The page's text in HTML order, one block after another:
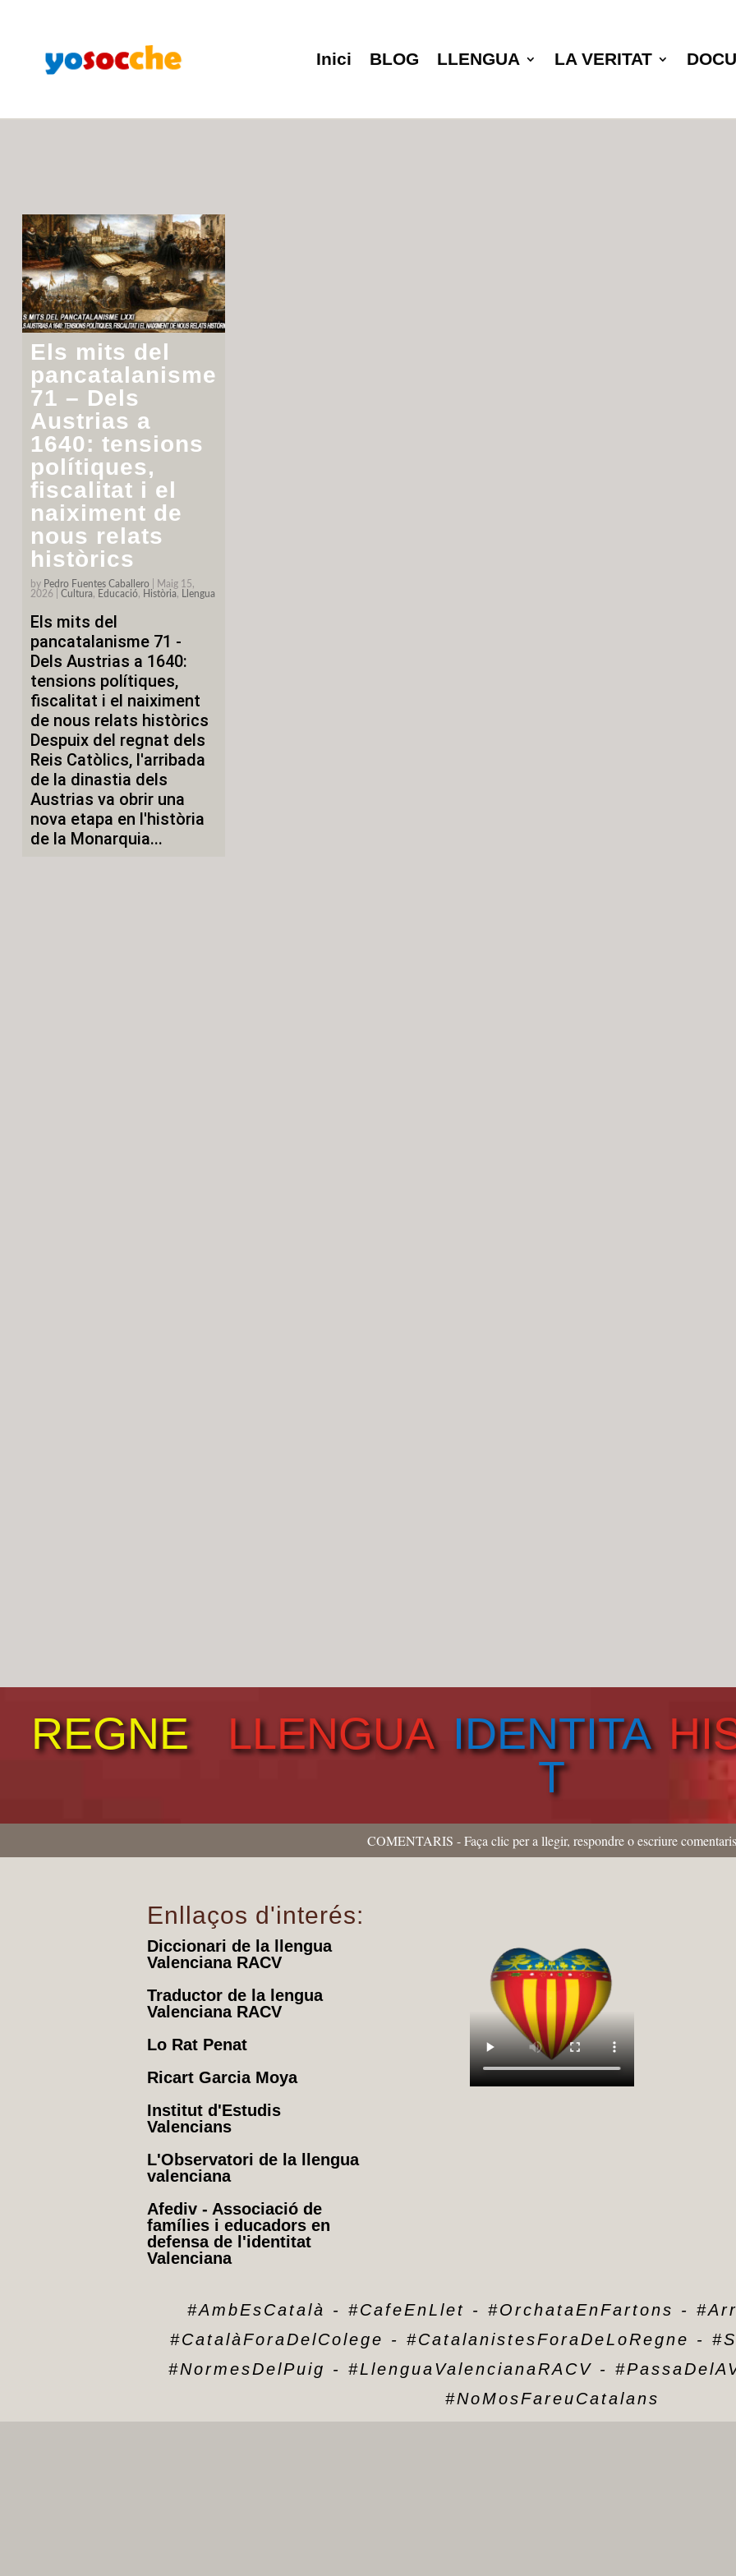
Inici BLOG LLENGUA LA VERITAT
Dia:Maig 15, 2026
Els mits del
pancatalanisme
71 – Dels
Austrias a
1640: tensions
polítiques,
fiscalitat i el
naiximent de
nous relats
històrics
by Pedro Fuentes Caballero|
Maig 15,
2026
Cultura, Educació, Història, Llengua
Els mits del
pancatalanisme 71 -
Dels Austrias a 1640:
tensions polítiques,
fiscalitat i el naiximent
de nous relats històrics
Despuix del regnat dels
Reis Catòlics, l'arribada
de la dinastia dels
Austrias va obrir una
nova etapa en l'història
de la Monarquia...
REGNE LLENGUA IDENTITA
T
COMENTARIS - Faça clic per a llegir, respondre o escriure comentaris
Enllaços d'interés:
Diccionari de la llengua
Valenciana RACV
Traductor de la lengua
Valenciana RACV
Lo Rat Penat
Ricart Garcia Moya
Institut d'Estudis
Valencians
L'Observatori de la llengua
valenciana
Afediv - Associació de
famílies i educadors en
defensa de l'identitat
Valenciana
#AmbEsCatalà - #CafeEnLlet - #OrchataEnFartons -
#CatalàForaDelColege - #CatalanistesForaDeLoRegne -
#NormesDelPuig - #LlenguaValencianaRACV -
#NoMosFareuCatalans